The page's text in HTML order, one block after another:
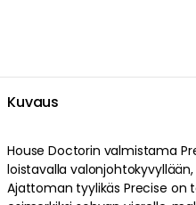
Kuvaus
House Doctorin valmistama
loistavalla
Ajattoman tyylikäs Precise on